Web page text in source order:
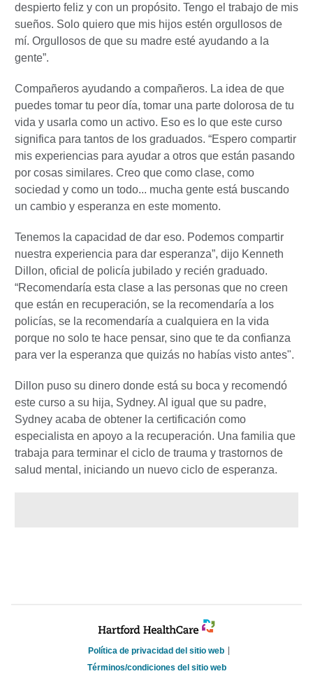
despierto feliz y con un propósito. Tengo el trabajo de mis
sueños. Solo quiero que mis hijos estén orgullosos de
mí. Orgullosos de que su madre esté ayudando a la
gente”.
Compañeros ayudando a compañeros. La idea de que
puedes tomar tu peor día, tomar una parte dolorosa de tu
vida y usarla como un activo. Eso es lo que este curso
significa para tantos de los graduados. “Espero compartir
mis experiencias para ayudar a otros que están pasando
por cosas similares. Creo que como clase, como
sociedad y como un todo... mucha gente está buscando
un cambio y esperanza en este momento.
Tenemos la capacidad de dar eso. Podemos compartir
nuestra experiencia para dar esperanza”, dijo Kenneth
Dillon, oficial de policía jubilado y recién graduado.
“Recomendaría esta clase a las personas que no creen
que están en recuperación, se la recomendaría a los
policías, se la recomendaría a cualquiera en la vida
porque no solo te hace pensar, sino que te da confianza
para ver la esperanza que quizás no habías visto antes".
Dillon puso su dinero donde está su boca y recomendó
este curso a su hija, Sydney. Al igual que su padre,
Sydney acaba de obtener la certificación como
especialista en apoyo a la recuperación. Una familia que
trabaja para terminar el ciclo de trauma y trastornos de
salud mental, iniciando un nuevo ciclo de esperanza.
Política de privacidad del sitio web
Términos/condiciones del sitio web